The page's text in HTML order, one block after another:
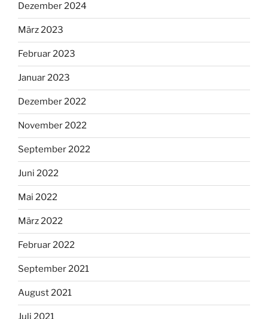
Dezember 2024
März 2023
Februar 2023
Januar 2023
Dezember 2022
November 2022
September 2022
Juni 2022
Mai 2022
März 2022
Februar 2022
September 2021
August 2021
Juli 2021